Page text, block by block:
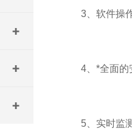
3、软件操作
4、*全面的
5、实时监测